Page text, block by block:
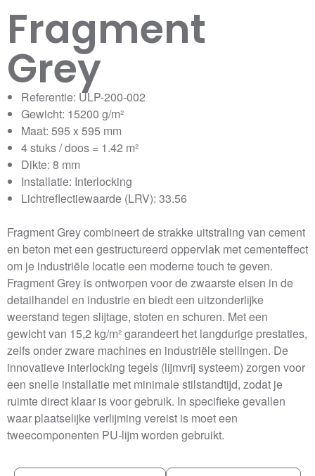
Fragment
Grey
Referentie: ULP-200-002
Gewicht: 15200 g/m²
Maat: 595 x 595 mm
4 stuks / doos = 1.42 m²
Dikte: 8 mm
Installatie: Interlocking
Lichtreflectiewaarde (LRV): 33.56
Fragment Grey combineert de strakke uitstraling van cement
en beton met een gestructureerd oppervlak met cementeffect
om je industriële locatie een moderne touch te geven.
Fragment Grey is ontworpen voor de zwaarste eisen in de
detailhandel en industrie en biedt een uitzonderlijke
weerstand tegen slijtage, stoten en schuren. Met een
gewicht van 15,2 kg/m² garandeert het langdurige prestaties,
zelfs onder zware machines en industriële stellingen. De
innovatieve interlocking tegels (lijmvrij systeem) zorgen voor
een snelle installatie met minimale stilstandtijd, zodat je
ruimte direct klaar is voor gebruik. In specifieke gevallen
waar plaatselijke verlijming vereist is moet een
tweecomponenten PU-lijm worden gebruikt.